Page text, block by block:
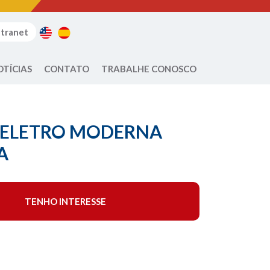
CONTATO TRABALHE CONOSCO
MODERNA
TENHO INTERESSE